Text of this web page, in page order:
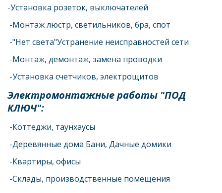
-Установка розеток, выключателей
-Монтаж люстр, светильников, бра, спот
-"Нет света"Устранение неисправностей сети
-Монтаж, демонтаж, замена проводки
-Установка счетчиков, электрощитов
Электромонтажные работы "ПОД
КЛЮЧ":
-Коттеджи, таунхаусы
-Деревянные дома Бани, Дачные домики
-Квартиры, офисы
-Склады, производственные помещения